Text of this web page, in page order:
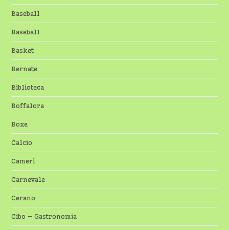
Baseball
Baseball
Basket
Bernate
Biblioteca
Boffalora
Boxe
Calcio
Cameri
Carnevale
Cerano
Cibo – Gastronomia